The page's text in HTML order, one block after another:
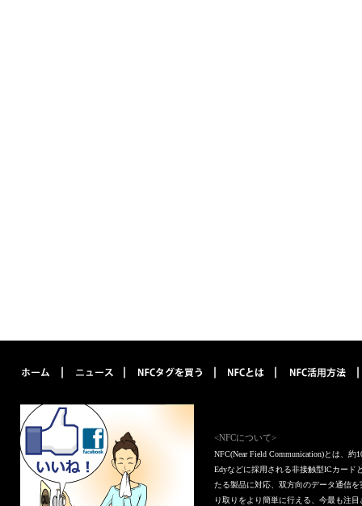
<NFCについて>
NFC(Near Field Communication)とは、
Edyなどに採用される非接触型ICカード
たる製品に対応、双方向のデータ通信
り取りをより簡単に行える、今最も注